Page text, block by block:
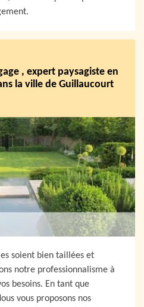
, expert paysagiste en
la ville de Guillaucourt
soient bien taillées et
notre professionnalisme à
besoins. En tant que
vous proposons nos